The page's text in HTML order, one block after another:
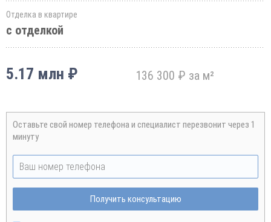
Отделка в квартире
с отделкой
5.17 млн ₽ 136 300 ₽ за м²
Оставьте свой номер телефона и специалист перезвонит через 1
минуту
Получить консультацию